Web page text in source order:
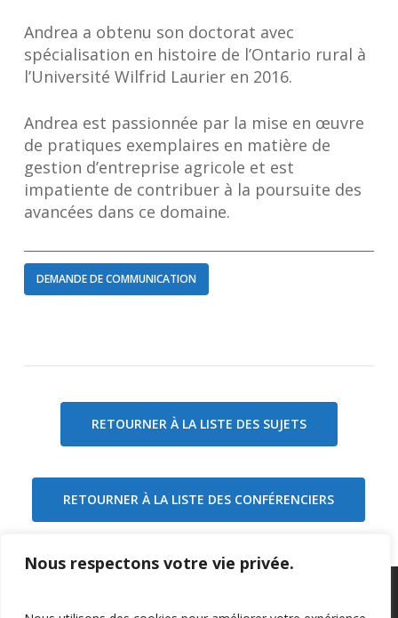
Nous respectons votre vie privée.
Andrea a obtenu son doctorat avec
spécialisation en histoire de l’Ontario rural à
l’Université Wilfrid Laurier en 2016.
Andrea est passionnée par la mise en œuvre
de pratiques exemplaires en matière de
gestion d’entreprise agricole et est
impatiente de contribuer à la poursuite des
avancées dans ce domaine.
DEMANDE DE COMMUNICATION
RETOURNER À LA LISTE DES SUJETS
RETOURNER À LA LISTE DES CONFÉRENCIERS